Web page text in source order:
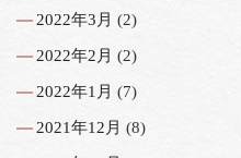
2022年3月 (2)
2022年2月 (2)
2022年1月 (7)
2021年12月 (8)